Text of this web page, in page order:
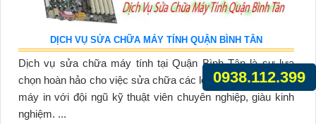
DỊCH VỤ SỬA CHỮA MÁY TÍNH QUẬN BÌNH TÂN
Dịch vụ sửa chữa máy tính tại Quận Bình Tân là sự lựa
chọn hoàn hảo cho việc sửa chữa các loại máy tính, laptop,
máy in với đội ngũ kỹ thuật viên chuyên nghiệp, giàu kinh
nghiệm. ...
0938.112.399